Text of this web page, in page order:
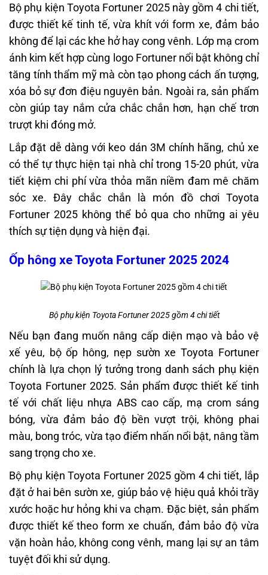
Bộ phụ kiện Toyota Fortuner 2025 này gồm 4 chi tiết,
được thiết kế tinh tế, vừa khít với form xe, đảm bảo
không để lại các khe hở hay cong vênh. Lớp mạ crom
ánh kim kết hợp cùng logo Fortuner nổi bật không chỉ
tăng tính thẩm mỹ mà còn tạo phong cách ấn tượng,
xóa bỏ sự đơn điệu nguyên bản. Ngoài ra, sản phẩm
còn giúp tay nắm cửa chắc chắn hơn, hạn chế trơn
trượt khi đóng mở.
Lắp đặt dễ dàng với keo dán 3M chính hãng, chủ xe
có thể tự thực hiện tại nhà chỉ trong 15-20 phút, vừa
tiết kiệm chi phí vừa thỏa mãn niềm đam mê chăm
sóc xe. Đây chắc chắn là món đồ chơi Toyota
Fortuner 2025 không thể bỏ qua cho những ai yêu
thích sự tiện dụng và hiện đại.
Ốp hông xe Toyota Fortuner 2025 2024
Bộ phụ kiện Toyota Fortuner 2025 gồm 4 chi tiết
Nếu bạn đang muốn nâng cấp diện mạo và bảo vệ
xế yêu, bộ ốp hông, nẹp sườn xe Toyota Fortuner
chính là lựa chọn lý tưởng trong danh sách phụ kiện
Toyota Fortuner 2025. Sản phẩm được thiết kế tinh
tế với chất liệu nhựa ABS cao cấp, mạ crom sáng
bóng, vừa đảm bảo độ bền vượt trội, không phai
màu, bong tróc, vừa tạo điểm nhấn nổi bật, nâng tầm
sang trọng cho xe.
Bộ phụ kiện Toyota Fortuner 2025 gồm 4 chi tiết, lắp
đặt ở hai bên sườn xe, giúp bảo vệ hiệu quả khỏi trầy
xước hoặc hư hỏng khi va chạm. Đặc biệt, sản phẩm
được thiết kế theo form xe chuẩn, đảm bảo độ vừa
vặn hoàn hảo, không cong vênh, mang lại sự an tâm
tuyệt đối khi sử dụng.